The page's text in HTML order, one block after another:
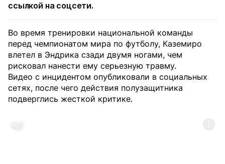
ссылкой на соцсети.
Во время тренировки национальной команды
перед чемпионатом мира по футболу, Каземиро
влетел в Эндрика сзади двумя ногами, чем
рисковал нанести ему серьезную травму.
Видео с инцидентом опубликовали в социальных
сетях, после чего действия полузащитника
подверглись жесткой критике.